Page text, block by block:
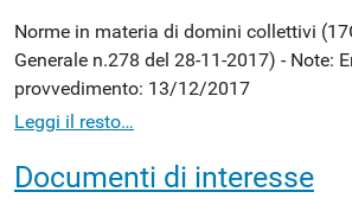
Norme in materia di domini collettivi
Generale n.278 del 28-11-2017) - Note:
provvedimento: 13/12/2017
Leggi il resto…
Documenti di interesse